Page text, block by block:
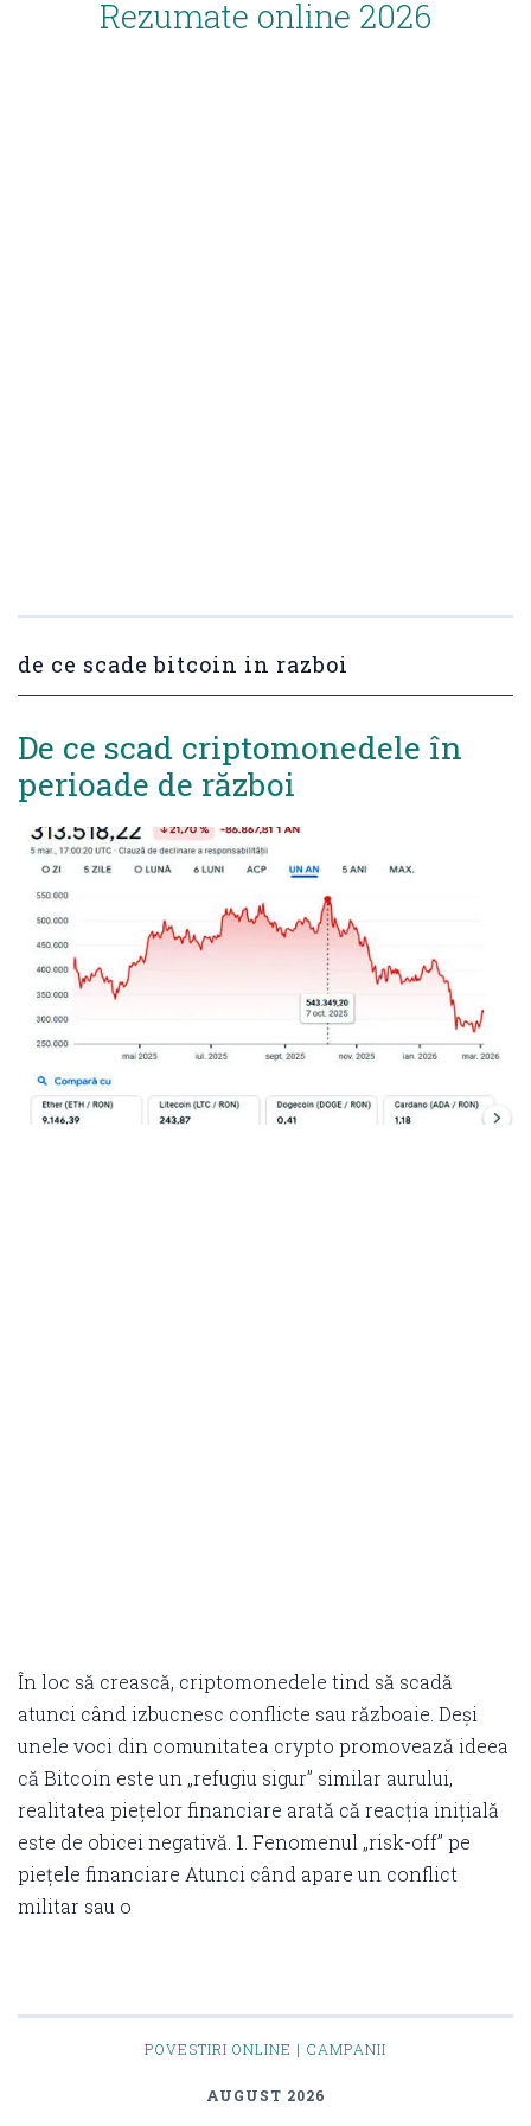
Rezumate online 2026
de ce scade bitcoin in razboi
De ce scad criptomonedele în
perioade de război
În loc să crească, criptomonedele tind să scadă
atunci când izbucnesc conflicte sau războaie. Deși
unele voci din comunitatea crypto promovează ideea
că Bitcoin este un „refugiu sigur” similar aurului,
realitatea piețelor financiare arată că reacția inițială
este de obicei negativă. 1. Fenomenul „risk-off” pe
piețele financiare Atunci când apare un conflict
militar sau o
POVESTIRI ONLINE | CAMPANII
AUGUST 2026